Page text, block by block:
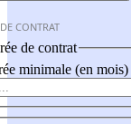
CONTRAT
de contrat
minimale (en mois)